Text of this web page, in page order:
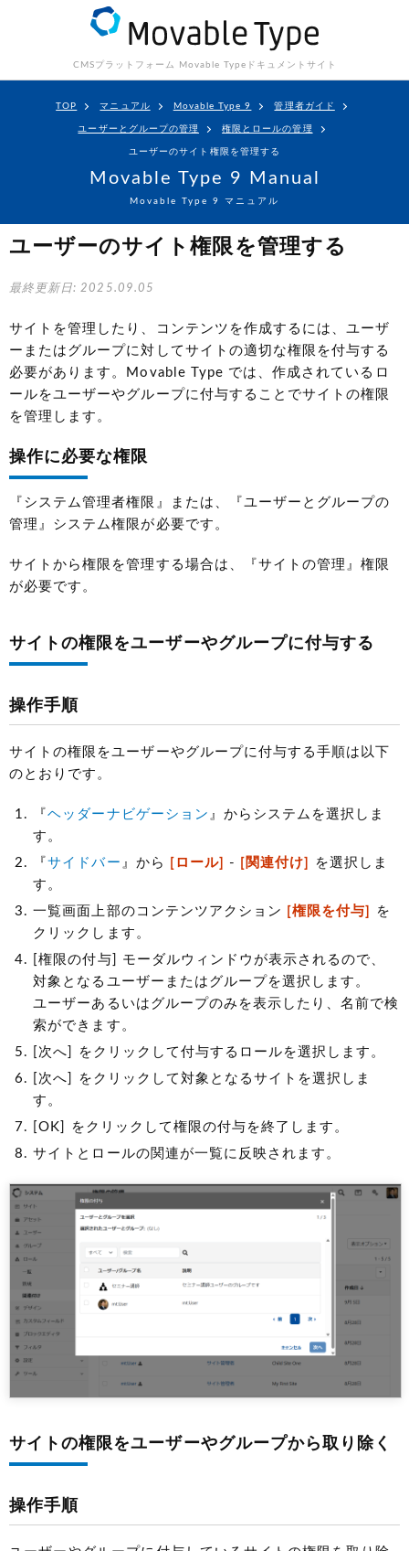
CMSプラットフォーム Movable Type ドキュメントサイト
TOP マニュアル Movable Type 9 管理者ガイド
ユーザーとグループの管理 権限とロールの管理
ユーザーのサイト権限を管理する
Movable Type 9 Manual
Movable Type 9 マニュアル
ユーザーのサイト権限を管理する
最終更新日: 2025.09.05
サイトを管理したり、コンテンツを作成するには、ユーザ
ーまたはグループに対してサイトの適切な権限を付与する
必要があります。Movable Type では、作成されているロ
ールをユーザーやグループに付与することでサイトの権限
を管理します。
操作に必要な権限
『システム管理者権限』または、『ユーザーとグループの
管理』システム権限が必要です。
サイトから権限を管理する場合は、『サイトの管理』権限
が必要です。
サイトの権限をユーザーやグループに付与する
操作手順
サイトの権限をユーザーやグループに付与する手順は以下
のとおりです。
『ヘッダーナビゲーション 』からシステムを選択しま
す。
『サイドバー 』から [ロール] - [関連付け]
を選択しま
す。
一覧画面上部のコンテンツアクション
[権限を付与]
を
クリックします。
[権限の付与] モーダルウィンドウが表示されるので、
対象となるユーザーまたはグループを選択します。
ユーザーあるいはグループのみを表示したり、名前で検
索ができます。
[次へ] をクリックして付与するロールを選択します。
[次へ] をクリックして対象となるサイトを選択しま
す。
[OK] をクリックして権限の付与を終了します。
サイトとロールの関連が一覧に反映されます。
サイトの権限をユーザーやグループから取り除く
操作手順